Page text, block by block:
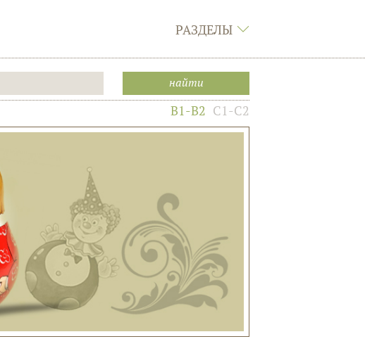
РАЗДЕЛЫ
B1-B2 C1-C2